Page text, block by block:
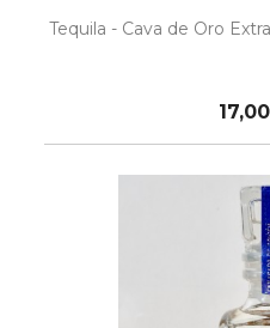
Tequila - Cava de Oro